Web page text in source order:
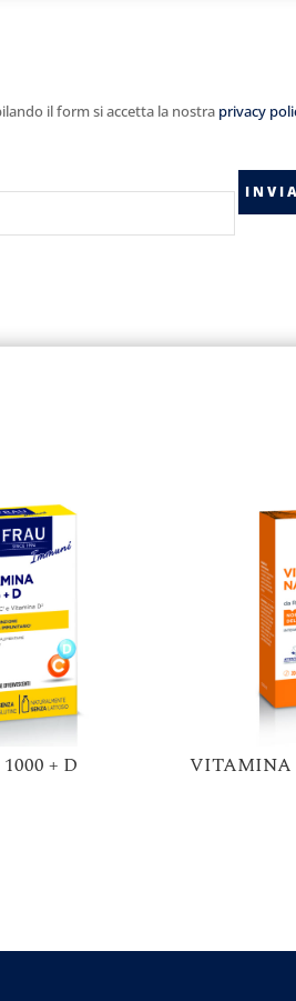
il form si accetta la nostra privacy
+ D VITAMINA